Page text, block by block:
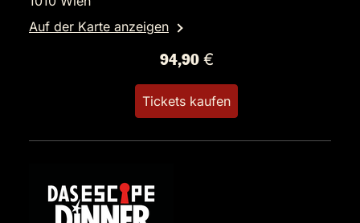
Auf der Karte anzeigen
94,90 €
Tickets kaufen